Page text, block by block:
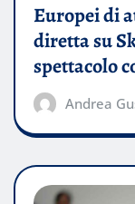
Europei di
diretta su
spettacolo
Andrea